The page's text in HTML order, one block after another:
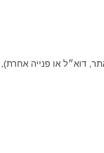
או פנייה אחרת),